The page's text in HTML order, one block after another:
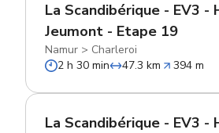
La Scandibérique - EV3 -
Jeumont - Etape 19
Namur > Charleroi
2 h 30 min
47.3 km 394 m
La Scandibérique - EV3 -